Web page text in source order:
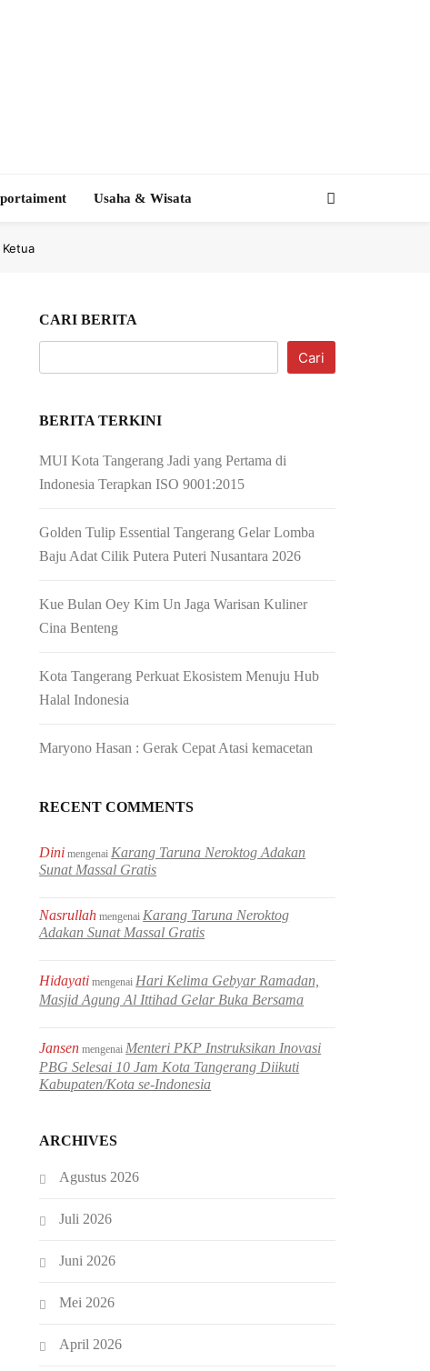
Usaha & Wisata
CARI BERITA
Cari
BERITA TERKINI
MUI Kota Tangerang Jadi yang Pertama di
Indonesia Terapkan ISO 9001:2015
Golden Tulip Essential Tangerang Gelar Lomba
Baju Adat Cilik Putera Puteri Nusantara 2026
Kue Bulan Oey Kim Un Jaga Warisan Kuliner
Cina Benteng
Kota Tangerang Perkuat Ekosistem Menuju Hub
Halal Indonesia
Maryono Hasan : Gerak Cepat Atasi kemacetan
RECENT COMMENTS
Dini mengenaiKarang Taruna Neroktog Adakan
Sunat Massal Gratis
Nasrullah mengenaiKarang Taruna Neroktog
Adakan Sunat Massal Gratis
Hidayati mengenaiHari Kelima Gebyar Ramadan,
Masjid Agung Al Ittihad Gelar Buka Bersama
Jansen mengenaiMenteri PKP Instruksikan Inovasi
PBG Selesai 10 Jam Kota Tangerang Diikuti
Kabupaten/Kota se-Indonesia
ARCHIVES
Agustus 2026
Juli 2026
Juni 2026
Mei 2026
April 2026